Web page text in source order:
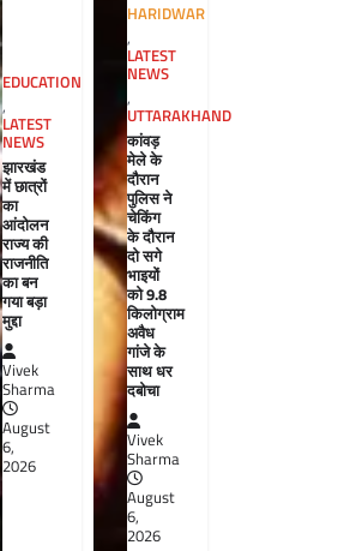
EDUCATION
,
LATEST
NEWS
झारखंड
में छात्रों
का
आंदोलन
राज्य की
राजनीति
का बन
गया बड़ा
मुद्दा
Vivek
Sharma
August
6,
2026
HARIDWAR
,
LATEST
NEWS
,
UTTARAKHAND
कांवड़
मेले के
दौरान
पुलिस ने
चेकिंग
के दौरान
दो सगे
भाइयों
को 9.8
किलोग्राम
अवैध
गांजे के
साथ धर
दबोचा
Vivek
Sharma
August
6,
2026